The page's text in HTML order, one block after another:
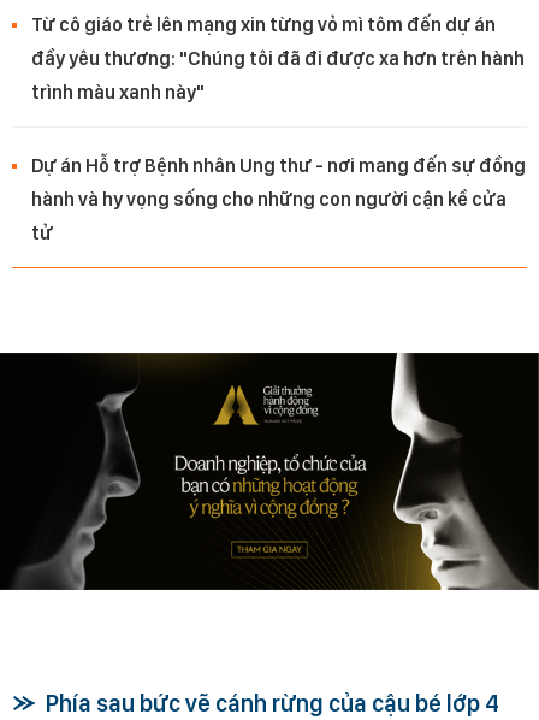
Từ cô giáo trẻ lên mạng xin từng vỏ mì tôm đến dự án
đầy yêu thương: "Chúng tôi đã đi được xa hơn trên hành
trình màu xanh này"
Dự án Hỗ trợ Bệnh nhân Ung thư - nơi mang đến sự đồng
hành và hy vọng sống cho những con người cận kề cửa
tử
Phía sau bức vẽ cánh rừng của cậu bé lớp 4